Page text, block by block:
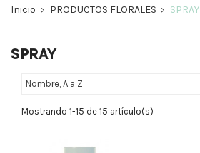
Inicio PRODUCTOS FLORALES SPRAY
SPRAY
Nombre, A a Z
Mostrando 1-15 de 15 artículo(s)